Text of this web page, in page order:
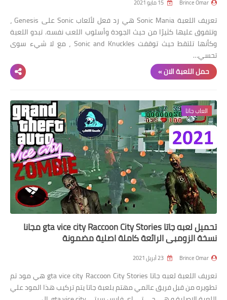
Brince Omar
تعريف اللعبة Sonic Mania هي رد فعل لألعاب Sonic على Genesis ،
وتتفوق عليها كثيرًا من حيث الجودة وأسلوب اللعب نفسه. تبدو اللعبة
وكأنها تلتقط حيث توقفت Sonic and Knuckles ، مع لا شيء سوى
تحسي…
حمل اللعبة الان »
العاب جاتا
تحميل لعبه جاتا gta vice city Raccoon City Stories مجانا
نسخة الزومبي الرائعة كاملة اصلية مضمونة
Brince Omar
تعريف اللعبة لعبه جاتا gta vice city Raccoon City Stories هي مود تم
تطويره من قبل فريق عالمي مهتم بلعبة جاتا يتم تركيب هذا المود علي